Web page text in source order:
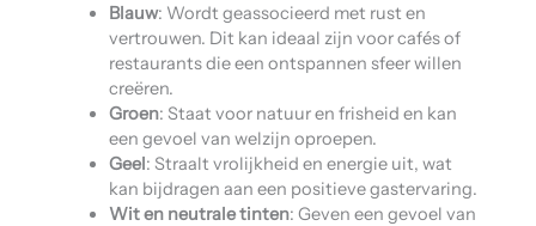
Blauw: Wordt geassocieerd met rust en
vertrouwen. Dit kan ideaal zijn voor cafés of
restaurants die een ontspannen sfeer willen
creëren.
Groen: Staat voor natuur en frisheid en kan
een gevoel van welzijn oproepen.
Geel: Straalt vrolijkheid en energie uit, wat
kan bijdragen aan een positieve gastervaring.
Wit en neutrale tinten: Geven een gevoel van